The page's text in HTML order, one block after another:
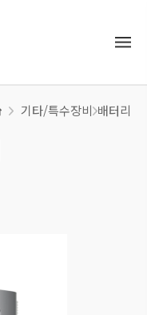
기타/특수장비 배터리